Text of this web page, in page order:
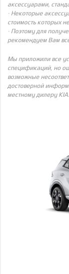
аксессуарами,
· Некоторые
стоимость которых
· Поэтому для
рекомендуем Вам
Мы приложили все
спецификаций, но
возможные
достоверной
местному дилеру KIA.